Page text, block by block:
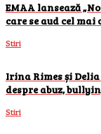
EMAA lansează
care se aud cel
Stiri
Irina Rimes și
despre abuz,
Stiri